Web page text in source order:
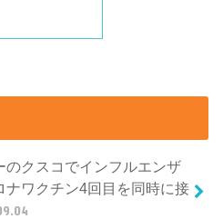
のクスコでインフルエンザ
ナワクチン4回目を同時に接